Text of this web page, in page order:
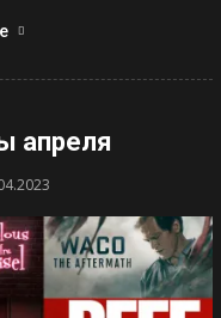
апреля